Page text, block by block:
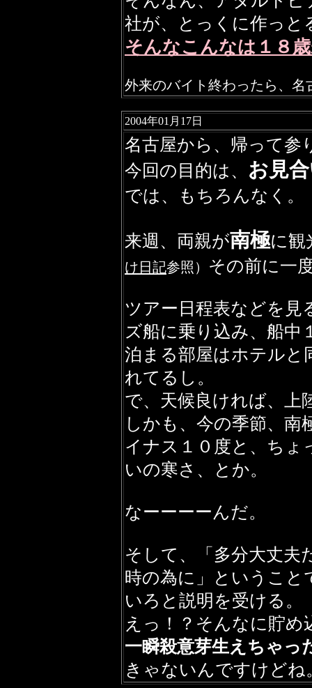
社が、とっくに作っと
そんなこんなは１８
外来のバイト終わったら、
2004年01月17日
名古屋から、帰って参
今回の目的は、 お見
では、もちろんなく。
来週、両親が南極に観
け日記参照） その前に一
ツアー日程表などを見
ズ船に乗り込み、船中
泊まる部屋はホテルと
れてるし。
で、天候良ければ、上
しかも、今の季節、南
イナス１０度と、ちょ
いの寒さ、とか。
なーーーーんだ。
そして、「多分大丈夫
時の為に」というこ
いろと説明を受ける。
えっ！？そんなに貯め
一瞬殺意芽生えちゃっ
きゃないんですけどね